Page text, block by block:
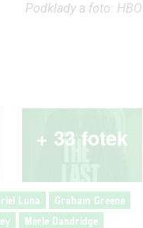
Podklady a foto: HBO
+ 33 fotek
Luna
Graham Greene
Merle Dandridge